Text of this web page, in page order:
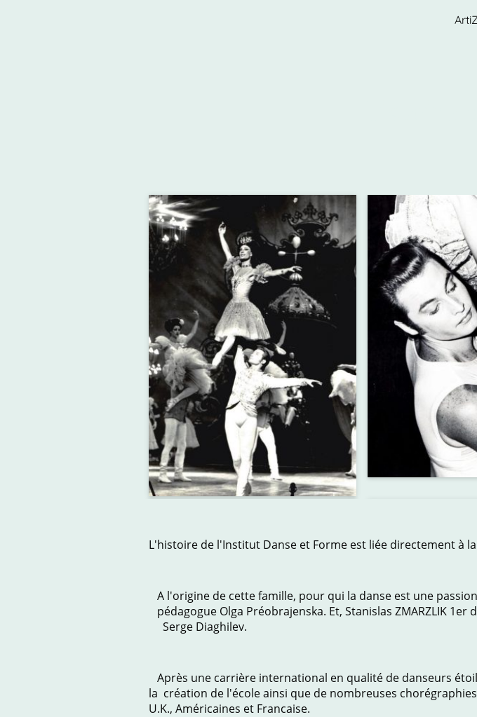
L'histoire de l'Institut Danse et Forme est liée directement à la
A l'origine de cette famille, pour qui la danse est une
pédagogue Olga Préobrajenska. Et, Stanislas ZMARZLIK
Serge Diaghilev.
Après une carrière international en qualité de danseurs
la création de l'école ainsi que de nombreuses
U.K., Américaines et Francaise.